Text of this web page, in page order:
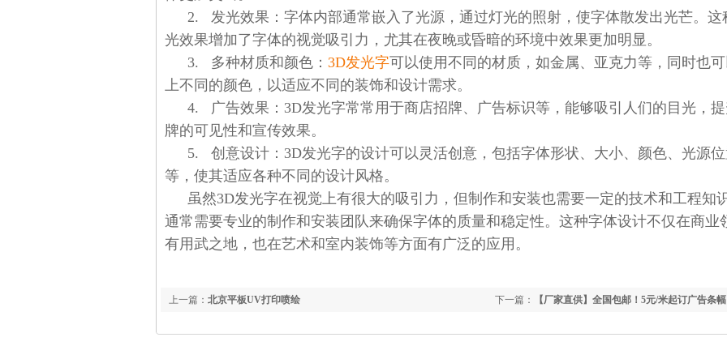
2. 发光效果：字体内部通常嵌入了光源，通过灯光的照射，使字体散发出光芒。这
光效果增加了字体的视觉吸引力，尤其在夜晚或昏暗的环境中效果更加明显。
3. 多种材质和颜色： 3D发光字可以使用不同的材质，如金属、亚克力等，同时也
上不同的颜色，以适应不同的装饰和设计需求。
4. 广告效果：3D发光字常常用于商店招牌、广告标识等，能够吸引人们的目光，
牌的可见性和宣传效果。
5. 创意设计：3D发光字的设计可以灵活创意，包括字体形状、大小、颜色、光源
等，使其适应各种不同的设计风格。
虽然3D发光字在视觉上有很大的吸引力，但制作和安装也需要一定的技术和工程知
通常需要专业的制作和安装团队来确保字体的质量和稳定性。这种字体设计不仅在商业
有用武之地，也在艺术和室内装饰等方面有广泛的应用。
下一篇： 【厂家直供】全国包邮！5元/米起订广告条
上一篇： 北京平板UV打印喷绘